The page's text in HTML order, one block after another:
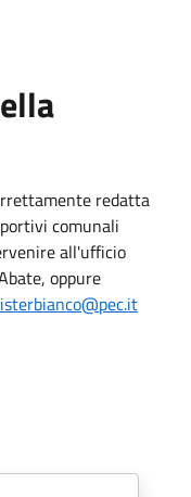
redatta
comunali
all'ufficio
oppure